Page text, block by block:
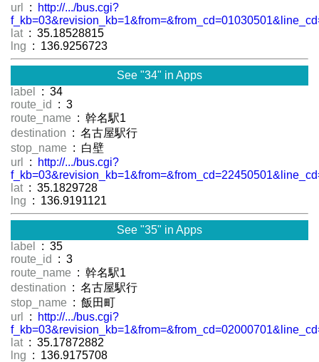
url
:
http://.../bus.cgi?
lat : 35.18528815
lng : 136.9256723
See "34" in Apps
label
: 34
route_id
: 3
route_name : 幹名駅1
destination : 名古屋駅行
stop_name : 白壁
url
:
http://.../bus.cgi?
lat : 35.1829728
lng : 136.9191121
See "35" in Apps
label
: 35
route_id
: 3
route_name : 幹名駅1
destination : 名古屋駅行
stop_name : 飯田町
url
:
http://.../bus.cgi?
lat : 35.17872882
lng : 136.9175708